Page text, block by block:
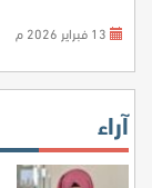
آراء